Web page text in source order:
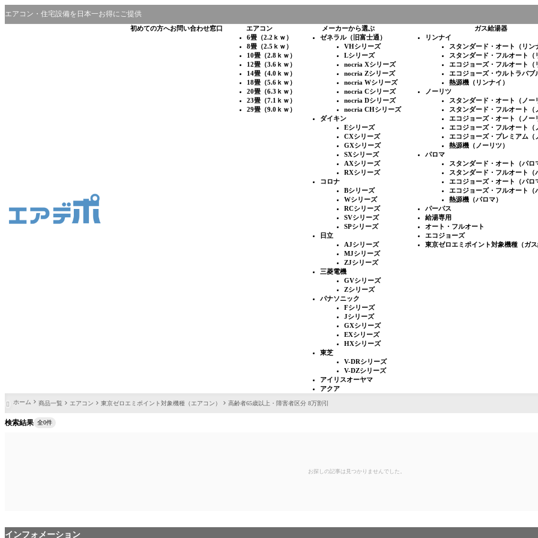
エアコン・住宅設備を日本一お得にご提供
初めての方へお問い合わせ窓口
エアコン
6畳（2.2ｋｗ）
8畳（2.5ｋｗ）
10畳（2.8ｋｗ）
12畳（3.6ｋｗ）
14畳（4.0ｋｗ）
18畳（5.6ｋｗ）
20畳（6.3ｋｗ）
23畳（7.1ｋｗ）
29畳（9.0ｋｗ）
メーカーから選ぶ
ゼネラル（旧富士通）
VHシリーズ
Lシリーズ
nocria Xシリーズ
nocria Zシリーズ
nocria Wシリーズ
nocria Cシリーズ
nocria Dシリーズ
nocria CHシリーズ
ダイキン
Eシリーズ
CXシリーズ
GXシリーズ
SXシリーズ
AXシリーズ
RXシリーズ
コロナ
Bシリーズ
Wシリーズ
RCシリーズ
SVシリーズ
SPシリーズ
日立
AJシリーズ
MJシリーズ
ZJシリーズ
三菱電機
GVシリーズ
Zシリーズ
パナソニック
Fシリーズ
Jシリーズ
GXシリーズ
EXシリーズ
HXシリーズ
東芝
V-DRシリーズ
V-DZシリーズ
アイリスオーヤマ
アクア
ガス給湯器
リンナイ
スタンダード・オート（リン
スタンダード・フルオート（
エコジョーズ・フルオート（
エコジョーズ・ウルトラバブ
熱源機（リンナイ）
ノーリツ
スタンダード・オート（ノー
スタンダード・フルオート（
エコジョーズ・オート（ノー
エコジョーズ・フルオート（
エコジョーズ・プレミアム（
熱源機（ノーリツ）
パロマ
スタンダード・オート（パロ
スタンダード・フルオート（
エコジョーズ・オート（パロ
エコジョーズ・フルオート（
熱源機（パロマ）
パーパス
給湯専用
オート・フルオート
エコジョーズ
東京ゼロエミポイント対象機種（ガス
 ホーム 商品一覧 エアコン 東京ゼロエミポイント対象機種（エアコン） 高齢者65歳以上・障害者区分 8万割引
検索結果 全0件
お探しの記事は見つかりませんでした。
インフォメーション